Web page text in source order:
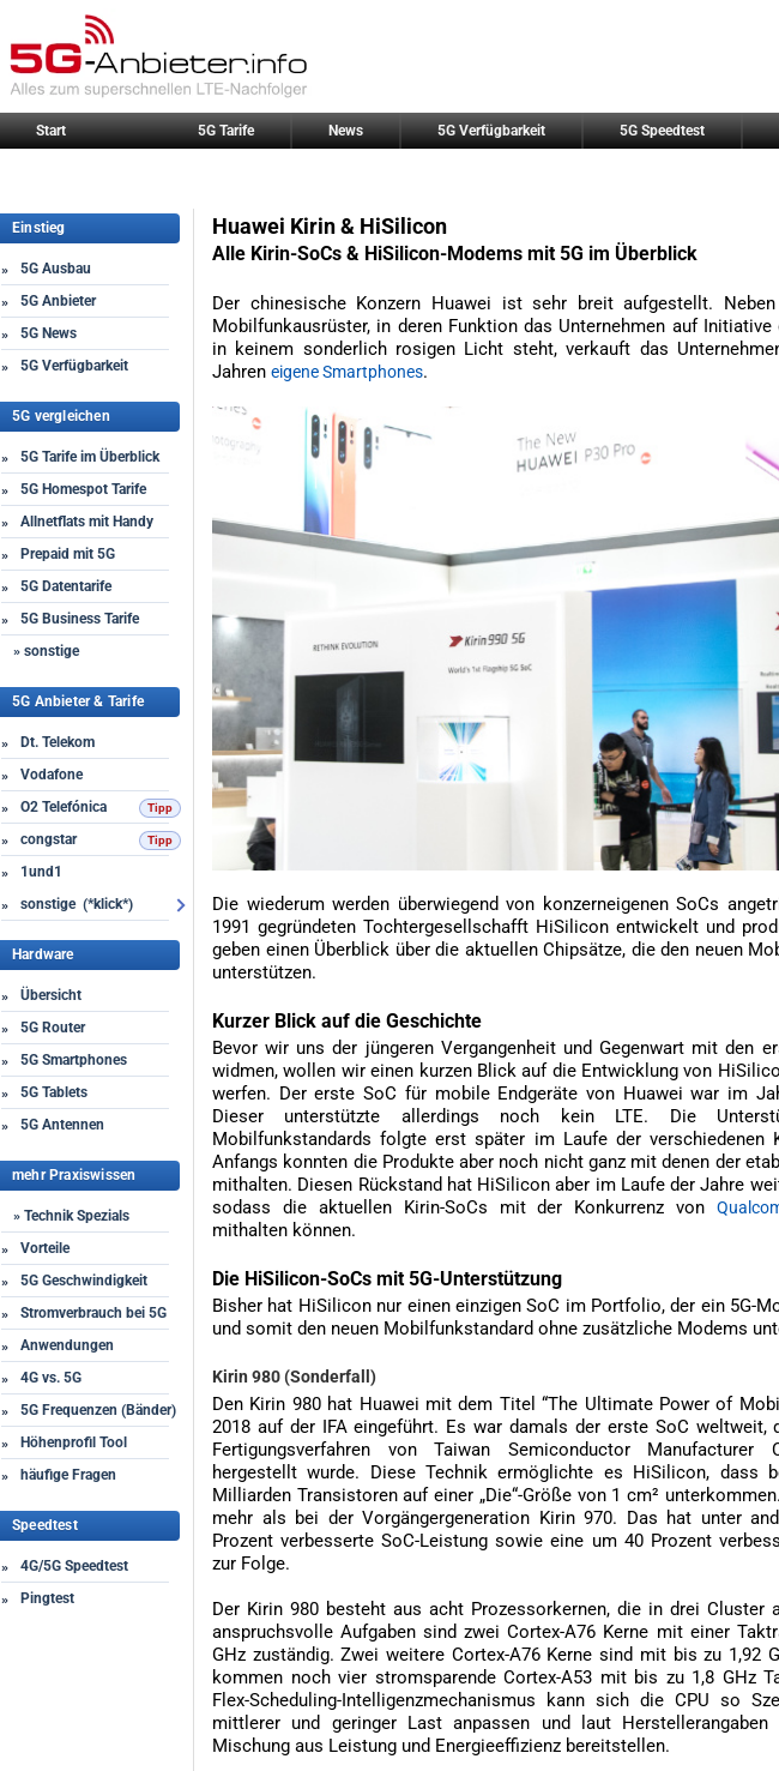
Start 5G Tarife News 5G Verfügbarkeit 5G Speedtest
Einstieg
»
5G Ausbau
»
5G Anbieter
»
5G News
»
5G Verfügbarkeit
5G vergleichen
»
5G Tarife im Überblick
»
5G Homespot Tarife
»
Allnetflats mit Handy
»
Prepaid mit 5G
»
5G Datentarife
»
5G Business Tarife
» sonstige
5G Anbieter & Tarife
»
Dt. Telekom
»
Vodafone
»
O2 Telefónica
»
congstar
»
1und1
»
sonstige (*klick*)
Hardware
»
Übersicht
»
5G Router
»
5G Smartphones
»
5G Tablets
»
5G Antennen
mehr Praxiswissen
» Technik Spezials
»
Vorteile
»
5G Geschwindigkeit
»
Stromverbrauch bei 5G
»
Anwendungen
»
4G vs. 5G
»
5G Frequenzen (Bänder)
»
Höhenprofil Tool
»
häufige Fragen
Speedtest
»
4G/5G Speedtest
»
Pingtest
Huawei Kirin & HiSilicon
Alle Kirin-SoCs & HiSilicon-Modems mit 5G im Überblick
Der chinesische Konzern Huawei ist sehr breit aufgestellt.
Mobilfunkausrüster, in deren Funktion das Unternehmen auf Initiative
in keinem sonderlich rosigen Licht steht, verkauft das
Jahren eigene Smartphones.
Die wiederum werden überwiegend von konzerneigenen SoCs
1991 gegründeten Tochtergesellschafft HiSilicon entwickelt und
geben einen Überblick über die aktuellen Chipsätze, die den neuen
unterstützen.
Kurzer Blick auf die Geschichte
Bevor wir uns der jüngeren Vergangenheit und Gegenwart mit den
widmen, wollen wir einen kurzen Blick auf die Entwicklung von
werfen. Der erste SoC für mobile Endgeräte von Huawei war im
Dieser unterstützte allerdings noch kein LTE. Die
Mobilfunkstandards folgte erst später im Laufe der verschiedenen
Anfangs konnten die Produkte aber noch nicht ganz mit denen der
mithalten. Diesen Rückstand hat HiSilicon aber im Laufe der Jahre
sodass die aktuellen Kirin-SoCs mit der Konkurrenz von
mithalten können.
Die HiSilicon-SoCs mit 5G-Unterstützung
Bisher hat HiSilicon nur einen einzigen SoC im Portfolio, der ein 5G-
und somit den neuen Mobilfunkstandard ohne zusätzliche Modems
Kirin 980 (Sonderfall)
Den Kirin 980 hat Huawei mit dem Titel “The Ultimate Power of
2018 auf der IFA eingeführt. Es war damals der erste SoC weltweit,
Fertigungsverfahren von Taiwan Semiconductor Manufacturer
hergestellt wurde. Diese Technik ermöglichte es HiSilicon, dass
Milliarden Transistoren auf einer „Die“-Größe von 1 cm²
mehr als bei der Vorgängergeneration Kirin 970. Das hat unter
Prozent verbesserte SoC-Leistung sowie eine um 40 Prozent
zur Folge.
Der Kirin 980 besteht aus acht Prozessorkernen, die in drei Cluster
anspruchsvolle Aufgaben sind zwei Cortex-A76 Kerne mit einer
GHz zuständig. Zwei weitere Cortex-A76 Kerne sind mit bis zu 1,92
kommen noch vier stromsparende Cortex-A53 mit bis zu 1,8 GHz
Flex-Scheduling-Intelligenzmechanismus kann sich die CPU so
mittlerer und geringer Last anpassen und laut
Mischung aus Leistung und Energieeffizienz bereitstellen.